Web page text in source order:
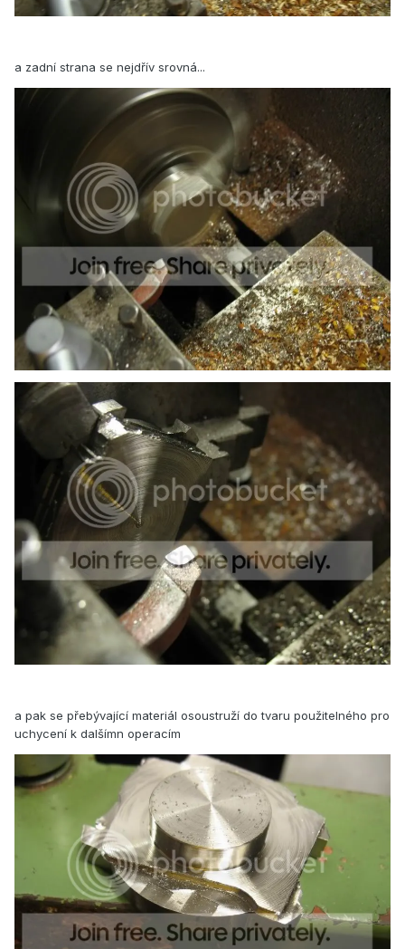
a zadní strana se nejdřív srovná...
a pak se přebývající materiál osoustruží do tvaru použitelného pro
uchycení k dalšímn operacím